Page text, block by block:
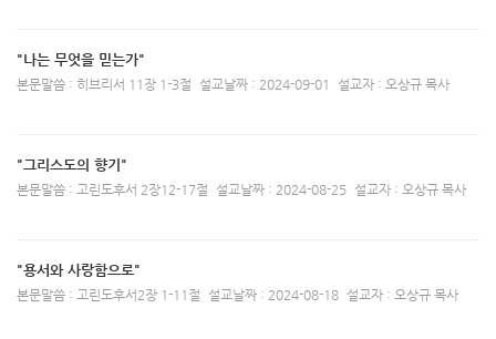
"나는 무엇을 믿는가"
본문말씀 : 히브리서 11장 1-3절 설교날짜 : 2024-09-01 설교자 : 오상규 목사
"그리스도의 향기"
본문말씀 : 고린도후서 2장12-17절 설교날짜 : 2024-08-25 설교자 : 오상규 목사
"용서와 사랑함으로"
본문말씀 : 고린도후서2장 1-11절 설교날짜 : 2024-08-18 설교자 : 오상규 목사